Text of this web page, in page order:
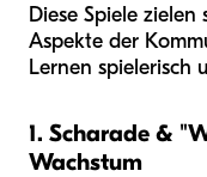
Diese Spiele
Aspekte der
Lernen spielerisch
1. Scharade &
Wachstum